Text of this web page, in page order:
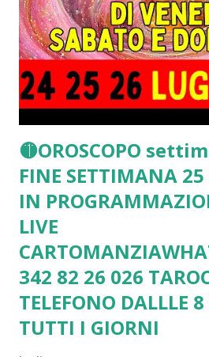
🟡OROSCOPO
FINE SETTIMANA 25
IN
LIVE
342 82 26 026
TELEFONO DALLLE
TUTTI I GIORNI